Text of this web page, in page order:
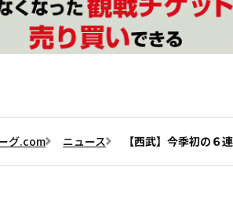
グ.com ニュース 【西武】今季初の